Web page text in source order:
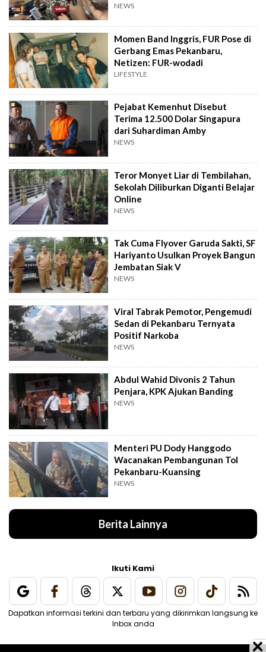
NEWS
Momen Band Inggris, FUR Pose di
Gerbang Emas Pekanbaru,
Netizen: FUR-wodadi
LIFESTYLE
Pejabat Kemenhut Disebut
Terima 12.500 Dolar Singapura
dari Suhardiman Amby
NEWS
Teror Monyet Liar di Tembilahan,
Sekolah Diliburkan Diganti Belajar
Online
NEWS
Tak Cuma Flyover Garuda Sakti, SF
Hariyanto Usulkan Proyek Bangun
Jembatan Siak V
NEWS
Viral Tabrak Pemotor, Pengemudi
Sedan di Pekanbaru Ternyata
Positif Narkoba
NEWS
Abdul Wahid Divonis 2 Tahun
Penjara, KPK Ajukan Banding
NEWS
Menteri PU Dody Hanggodo
Wacanakan Pembangunan Tol
Pekanbaru-Kuansing
NEWS
Berita Lainnya
Ikuti Kami
Dapatkan informasi terkini dan terbaru yang dikirimkan langsung ke
Inbox anda